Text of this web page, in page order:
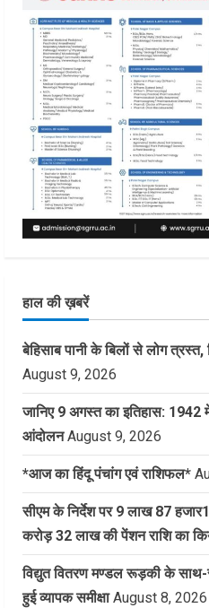
हाल की ख़बरें
बेहिसाब पानी के बिलों से लोग त्रस्त,
August 9, 2026
जानिए 9 अगस्त का इतिहास: 1942
आंदोलन August 9, 2026
*आज का हिंदू पंचांग एवं राशिफल*
सीएम के निर्देश पर 9 लाख 87
करोड़ 32 लाख की पेंशन राशि का
विद्युत वितरण मण्डल रूड़की के साथ-
हुई व्यापक समीक्षा August 8, 2026